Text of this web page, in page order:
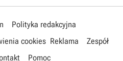
Polityka redakcyjna
cookies Reklama
Zespół
Pomoc